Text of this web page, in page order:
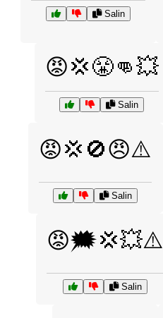
Salin
😡💢😤👊💥
Salin
😡💢🚫😠⚠️
Salin
😡🗯️💢💥⚠️
Salin